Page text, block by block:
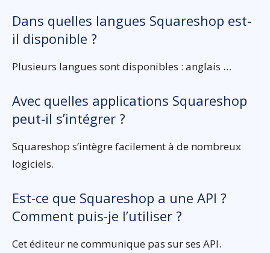
Dans quelles langues Squareshop est-
il disponible ?
Plusieurs langues sont disponibles : anglais …
Avec quelles applications Squareshop
peut-il s’intégrer ?
Squareshop s’intègre facilement à de nombreux
logiciels.
Est-ce que Squareshop a une API ?
Comment puis-je l’utiliser ?
Cet éditeur ne communique pas sur ses API.